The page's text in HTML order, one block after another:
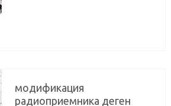
модификация
радиоприемника деген